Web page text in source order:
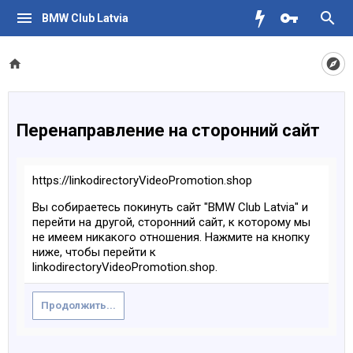
BMW Club Latvia
Перенаправление на сторонний сайт
https://linkodirectoryVideoPromotion.shop
Вы собираетесь покинуть сайт "BMW Club Latvia" и
перейти на другой, сторонний сайт, к которому мы
не имеем никакого отношения. Нажмите на кнопку
ниже, чтобы перейти к
linkodirectoryVideoPromotion.shop.
Продолжить...